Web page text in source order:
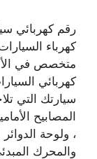
رقم كهربائي
كهرباء
متخصص في
كهربائي
سيارتك التي
المصابيح
، ولوحة الدوائر